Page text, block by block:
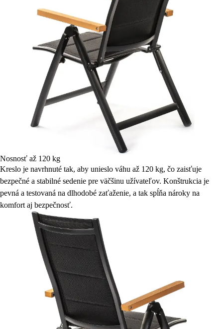
Nosnosť až 120 kg
Kreslo je navrhnuté tak, aby unieslo váhu až 120 kg, čo zaisťuje
bezpečné a stabilné sedenie pre väčšinu užívateľov. Konštrukcia je
pevná a testovaná na dlhodobé zaťaženie, a tak spĺňa nároky na
komfort aj bezpečnosť.